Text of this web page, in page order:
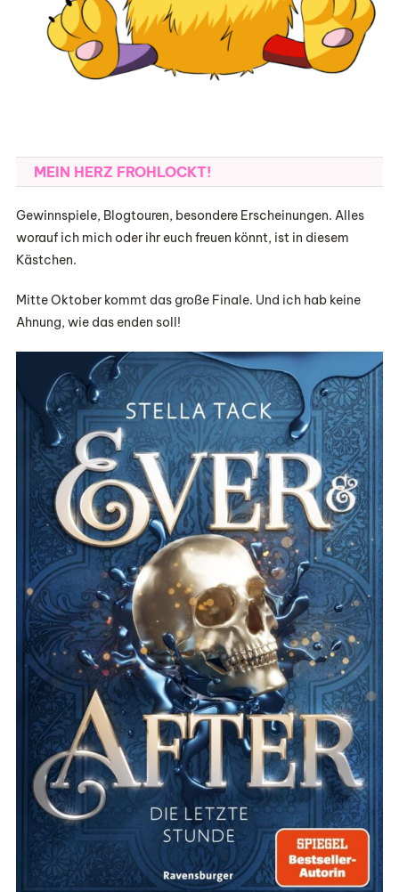
MEIN HERZ FROHLOCKT!
Gewinnspiele, Blogtouren, besondere Erscheinungen. Alles
worauf ich mich oder ihr euch freuen könnt, ist in diesem
Kästchen.
Mitte Oktober kommt das große Finale. Und ich hab keine
Ahnung, wie das enden soll!